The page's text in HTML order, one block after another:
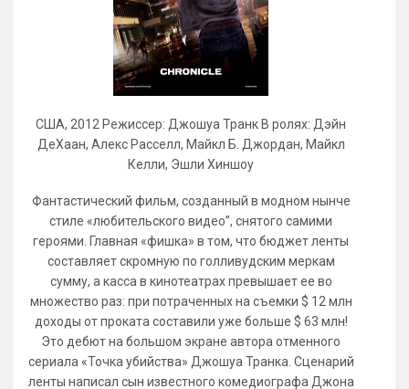
США, 2012 Режиссер: Джошуа Транк В ролях: Дэйн
ДеХаан, Алекс Расселл, Майкл Б. Джордан, Майкл
Келли, Эшли Хиншоу
Фантастический фильм, созданный в модном нынче
стиле «любительского видео”, снятого самими
героями. Главная «фишка» в том, что бюджет ленты
составляет скромную по голливудским меркам
сумму, а касса в кинотеатрах превышает ее во
множество раз: при потраченных на съемки $ 12 млн
доходы от проката составили уже больше $ 63 млн!
Это дебют на большом экране автора отменного
сериала «Точка убийства» Джошуа Транка. Сценарий
ленты написал сын известного комедиографа Джона